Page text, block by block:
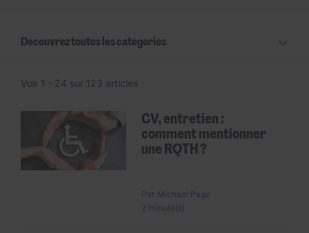
et lettre de motivation en valeur mais aussi faire la
différence en entretien ou encore rebondir après un
Découvrez toutes les catégories
Voir 1 - 24 sur 123 articles
CV, entretien :
comment mentionner
une RQTH ?
Par Michael Page
2 minute(s)
Pagination